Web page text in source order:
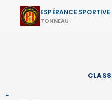
ESPÉRANCE
TONNEAU